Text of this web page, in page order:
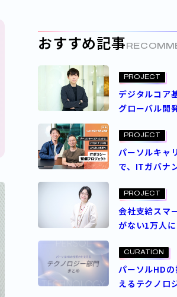
おすすめ記事
PROJECT
デジタルコア
グローバル開
なプロジェク
たち
PROJECT
パーソルキャ
で、ITガバナ
整備プロジェ
PROJECT
会社支給スマ
がない1万人
認の壁を、内
グループ標準
プロジェクト
CURATION
パーソルHD
えるテクノロ